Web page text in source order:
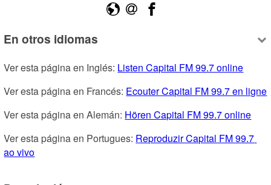
En otros idiomas
Ver esta página en Inglés: Listen Capital FM 99.7 online
Ver esta página en Francés: Ecouter Capital FM 99.7 en ligne
Ver esta página en Alemán: Hören Capital FM 99.7 online
Ver esta página en Portugues: Reproduzir Capital FM 99.7
ao vivo